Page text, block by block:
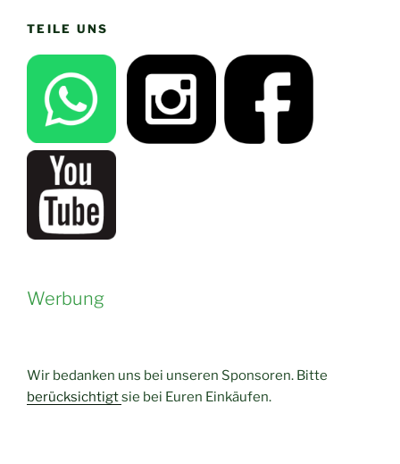
TEILE UNS
Werbung
Wir bedanken uns bei unseren Sponsoren. Bitte
berücksichtigtsie bei Euren Einkäufen.